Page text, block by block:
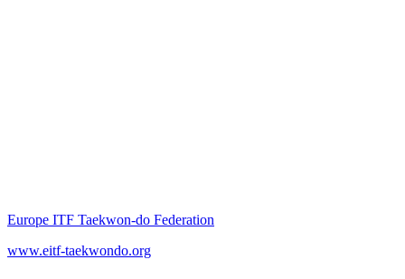
Europe ITF Taekwon-do Federation
www.eitf-taekwondo.org